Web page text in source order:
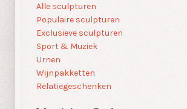
Alle sculpturen
Populaire sculpturen
Exclusieve sculpturen
Sport & Muziek
Urnen
Wijnpakketten
Relatiegeschenken